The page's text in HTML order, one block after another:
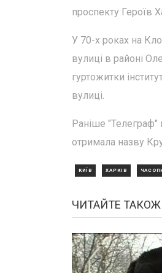
проспекту Героїв
У 70-х роках на
вулиці в районі
гуртожитки
вулиці.
Раніше "Телеграф"
отримала назву
КИЇВ ХАРКІВ
ЧИТАЙТЕ ТАКОЖ